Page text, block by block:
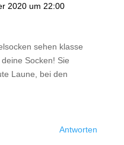
2020 um 22:00
sehen klasse
Socken! Sie
Laune, bei den
Antworten